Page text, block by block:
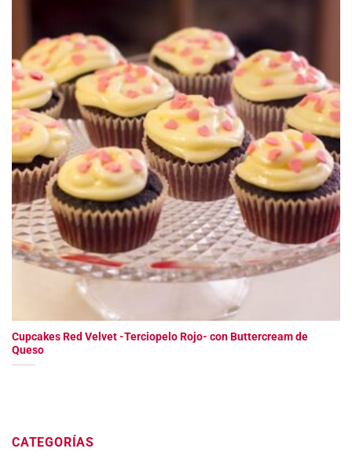
Cupcakes Red Velvet -Terciopelo Rojo- con Buttercream de
Queso
CATEGORÍAS